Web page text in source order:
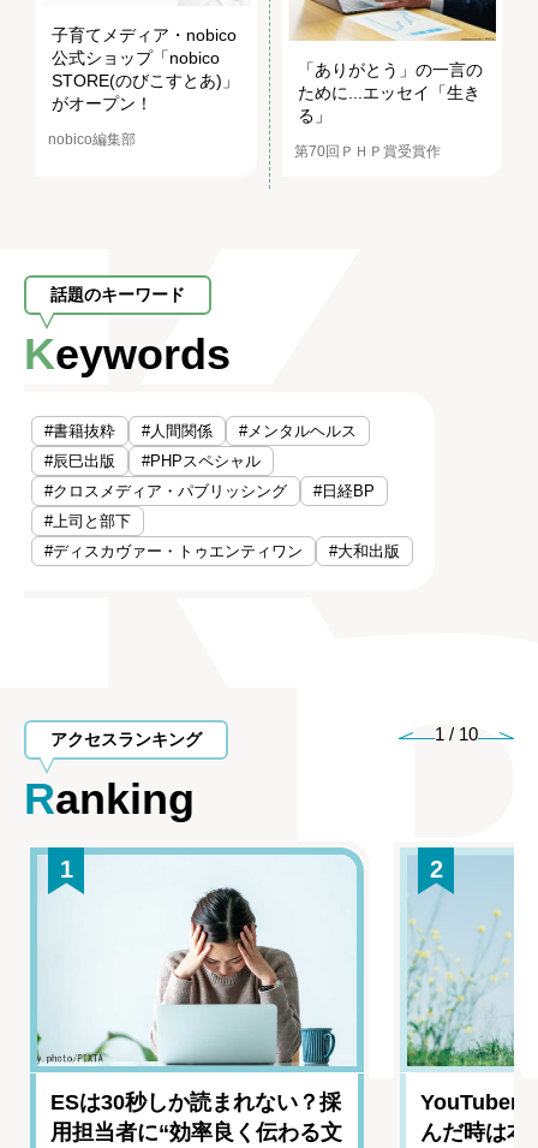
子育てメディア・nobico
公式ショップ「nobico
STORE(のびこすとあ)」
がオープン！
nobico編集部
「ありがとう」の一言の
ために...エッセイ「生き
る」
第70回ＰＨＰ賞受賞作
話題のキーワード
Keywords
#書籍抜粋 #人間関係
#メンタルヘルス
#辰巳出版
#PHPスペシャル
#クロスメディア・パブリッシング
#日経BP
#上司と部下
#ディスカヴァー・トゥエンティワン
#大和出版
アクセスランキング
Ranking
1 / 10
1
ESは30秒しか読まれない？採
用担当者に“効率良く伝わる文
2
YouTuber
んだ時は